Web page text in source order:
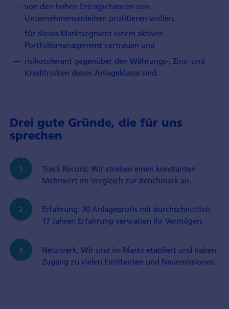
von den hohen Ertragschancen von
Unternehmensanleihen profitieren wollen,
für dieses Marktsegment einem aktiven
Portfoliomanagement vertrauen und
risikotolerant gegenüber den Währungs-, Zins- und
Kreditrisiken dieser Anlageklasse sind.
Drei gute Gründe, die für uns
sprechen
Track Record: Wir streben einen konstanten
Mehrwert im Vergleich zur Benchmark an.
Erfahrung: 30 Anlageprofis mit durchschnittlich
17 Jahren Erfahrung verwalten Ihr Vermögen.
Netzwerk: Wir sind im Markt etabliert und haben
Zugang zu vielen Emittenten und Neuemissionen.